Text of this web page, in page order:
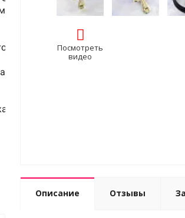
Посмотреть
видео
Описание Отзывы